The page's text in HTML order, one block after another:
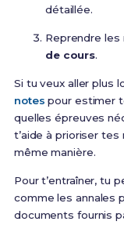
détaillée.
Reprendre
de cours.
Si tu veux aller plus
notes pour estimer
quelles épreuves
t’aide à prioriser
même manière.
Pour t’entraîner, tu
comme les annales
documents fournis